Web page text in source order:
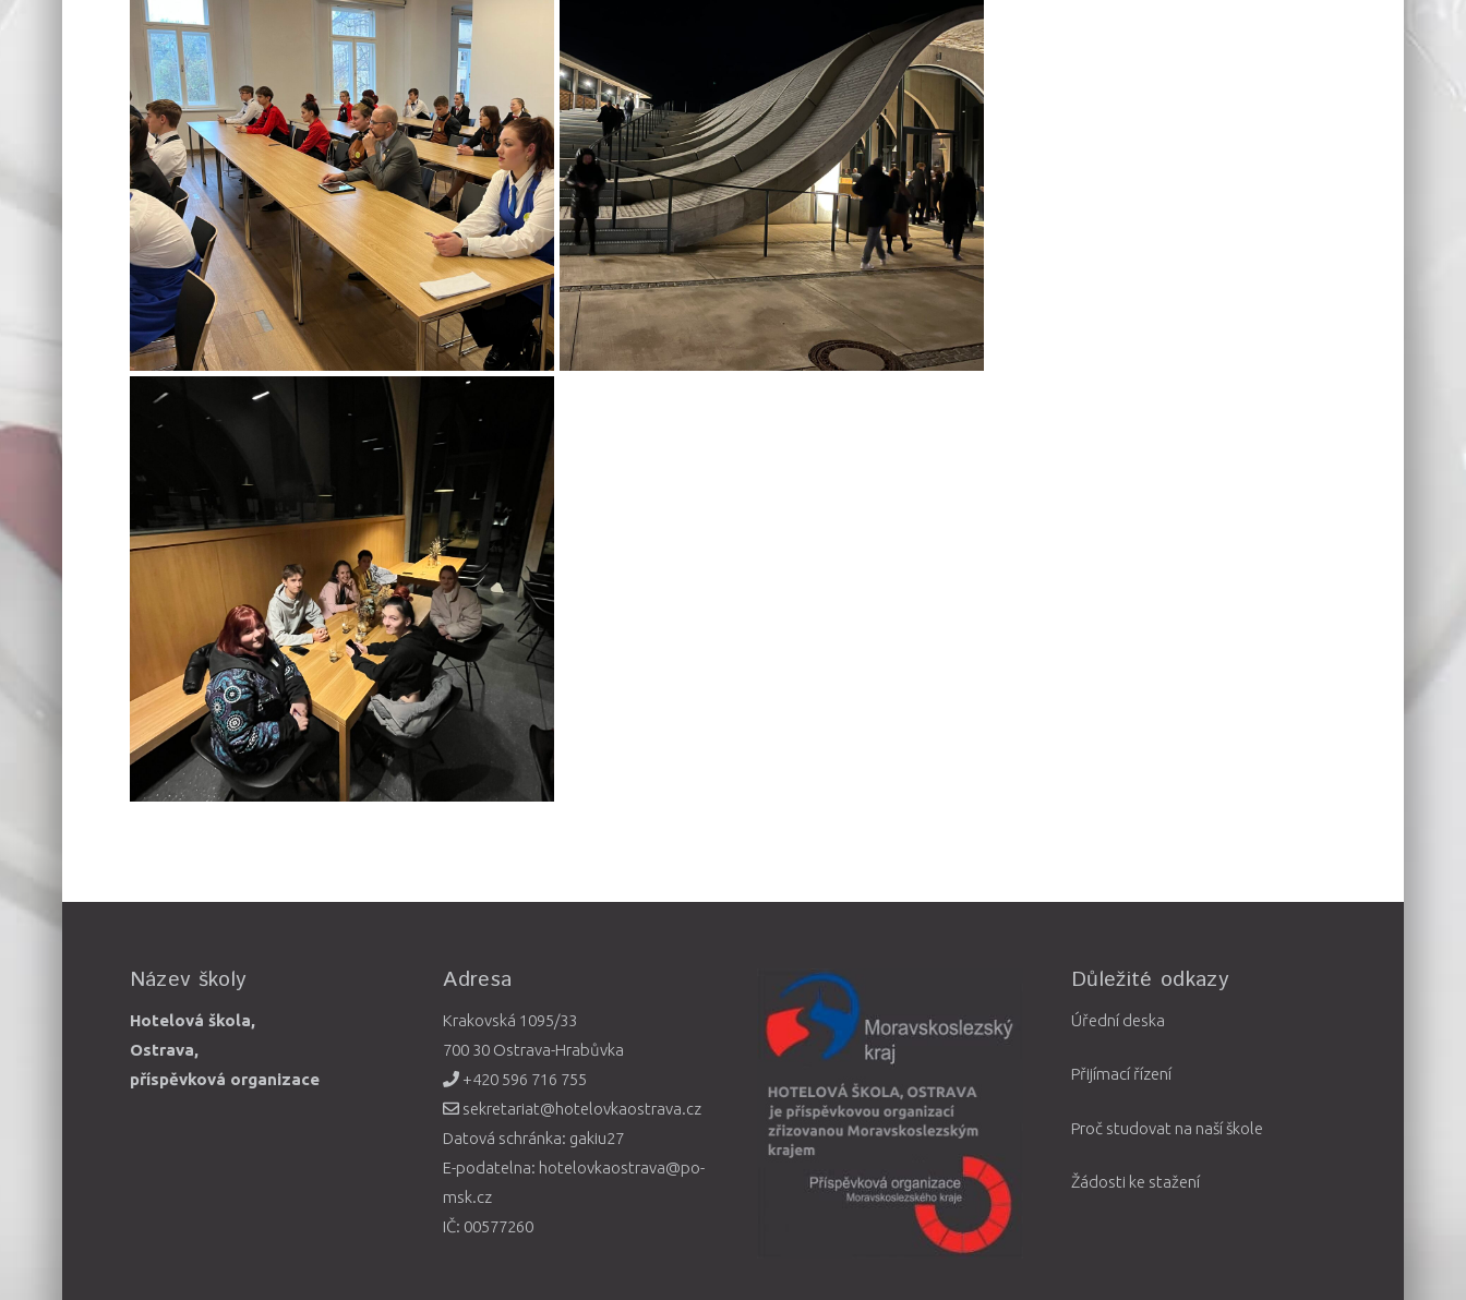
Název školy
Hotelová škola,
Ostrava,
příspěvková organizace
Adresa
Krakovská 1095/33
700 30 Ostrava-Hrabůvka
+420 596 716 755
sekretariat@hotelovkaostrava.cz
Datová schránka: gakiu27
E-podatelna: hotelovkaostrava@po-
msk.cz
IČ: 00577260
Důležité odkazy
Úřední deska
Přijímací řízení
Proč studovat na naší škole
Žádosti ke stažení